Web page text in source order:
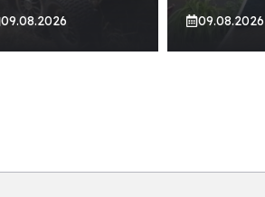
09.08.2026 09.08.2026